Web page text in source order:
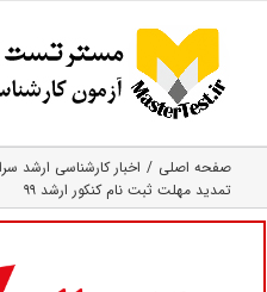
content
صفحه اصلی
اخبار کارشناسی ارشد
تمدید مهلت ثبت نام کنکور ارشد ۹۹